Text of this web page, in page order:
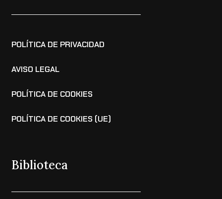
POLÍTICA DE PRIVACIDAD
AVISO LEGAL
POLÍTICA DE COOKIES
POLÍTICA DE COOKIES (UE)
Biblioteca